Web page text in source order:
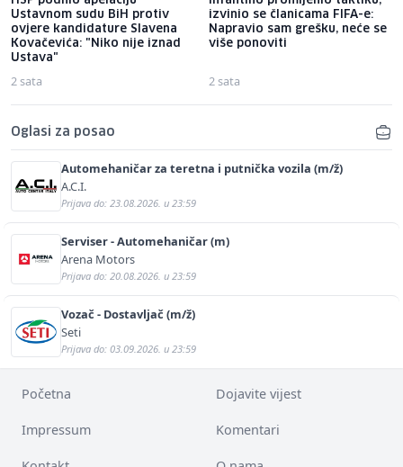
Ustavnom sudu BiH protiv
ovjere kandidature Slavena
Kovačevića: "Niko nije iznad
Ustava"
2 sata
izvinio se članicama FIFA-e:
Napravio sam grešku, neće se
više ponoviti
2 sata
Oglasi za posao
Automehaničar za teretna i putnička vozila (m/ž)
A.C.I.
Prijava do: 23.08.2026. u 23:59
Serviser - Automehaničar (m)
Arena Motors
Prijava do: 20.08.2026. u 23:59
Vozač - Dostavljač (m/ž)
Seti
Prijava do: 03.09.2026. u 23:59
Početna Dojavite vijest
Impressum Komentari